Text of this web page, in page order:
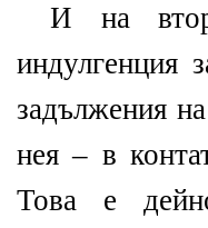
И на
индулгенция
задължения
нея – в
Това е